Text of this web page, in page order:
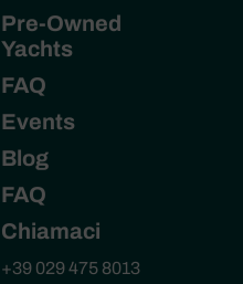
Pre-Owned
Yachts
FAQ
Events
Blog
FAQ
Chiamaci
+39 029 475 8013